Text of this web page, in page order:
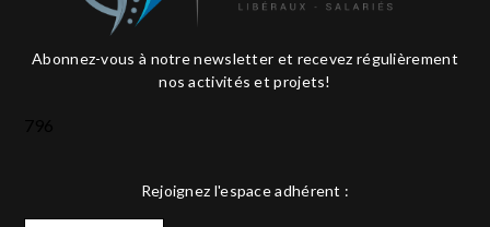
Abonnez-vous à notre newsletter et recevez régulièrement
nos activités et projets!
Rejoignez l'espace adhérent :